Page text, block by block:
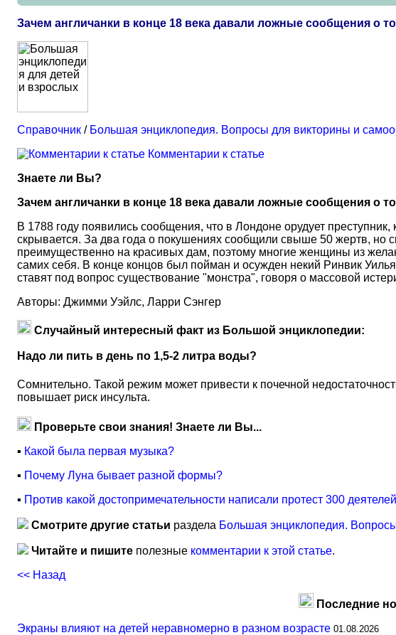
Зачем англичанки в конце 18 века давали ложные сообщения о
Справочник / Большая энциклопедия. Вопросы для викторины и
Комментарии к статье
Знаете ли Вы?
Зачем англичанки в конце 18 века давали ложные сообщения о
В 1788 году появились сообщения, что в Лондоне орудует
скрывается. За два года о покушениях сообщили свыше 50 жертв, но
преимущественно на красивых дам, поэтому многие женщины из
самих себя. В конце концов был пойман и осужден некий Ринвик
ставят под вопрос существование "монстра", говоря о массовой
Авторы: Джимми Уэйлс, Ларри Сэнгер
Случайный интересный факт из Большой энциклопедии:
Надо ли пить в день по 1,5-2 литра воды?
Сомнительно. Такой режим может привести к почечной
повышает риск инсульта.
Проверьте свои знания! Знаете ли Вы...
▪ Какой была первая музыка?
▪ Почему Луна бывает разной формы?
▪ Против какой достопримечательности написали протест 300
Смотрите другие статьи раздела Большая энциклопедия.
Читайте и пишите полезные комментарии к этой статье.
<< Назад
Последние
Экраны влияют на детей неравномерно в разном возрасте 01.08.2026